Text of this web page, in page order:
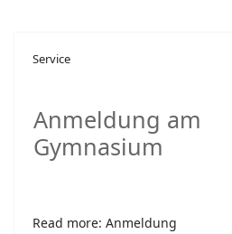
Service
Anmeldung am
Gymnasium
Read more: Anmeldung